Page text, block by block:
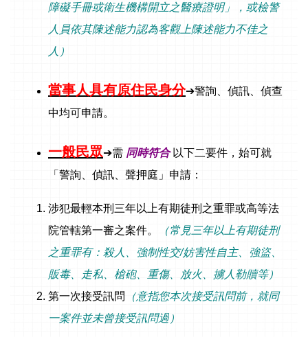
障礙手冊或衛生機構開立之醫療證明」，或檢警
人員依其陳述能力認為客觀上陳述能力不佳之
人）
當事人具有原住民身分➔警詢、偵訊、偵查
中均可申請。
一般民眾➔需 同時符合 以下二要件，始可就
「警詢、偵訊、聲押庭」申請：
涉犯最輕本刑三年以上有期徒刑之重罪或高等法
院管轄第一審之案件。
（常見三年以上有期徒刑
之重罪有：殺人、強制性交/妨害性自主、強盜、
販毒、走私、槍砲、重傷、放火、擄人勒贖等）
第一次接受訊問
（意指您本次接受訊問前，就同
一案件並未曾接受訊問過）